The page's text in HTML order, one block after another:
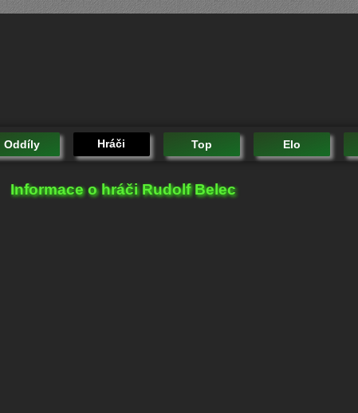
Oddíly Hráči Top Elo
Informace o hráči Rudolf Belec